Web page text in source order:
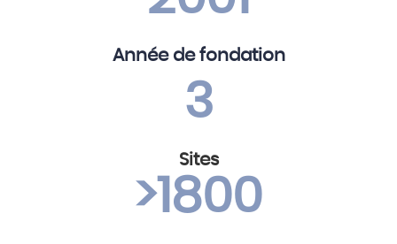
Année de fondation
3
Sites
>1800